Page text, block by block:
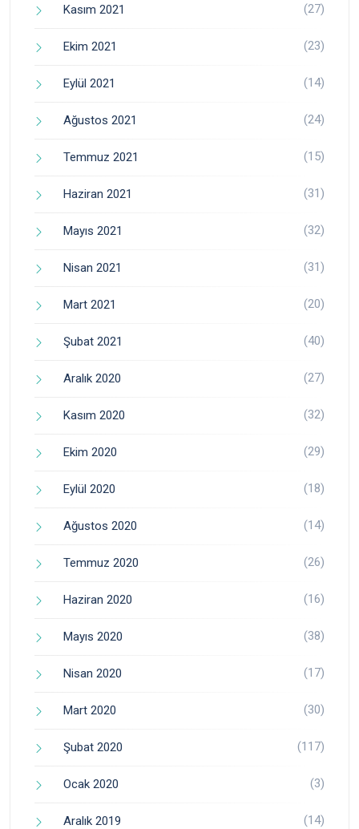
Kasım 2021 (27)
Ekim 2021 (23)
Eylül 2021 (14)
Ağustos 2021 (24)
Temmuz 2021 (15)
Haziran 2021 (31)
Mayıs 2021 (32)
Nisan 2021 (31)
Mart 2021 (20)
Şubat 2021 (40)
Aralık 2020 (27)
Kasım 2020 (32)
Ekim 2020 (29)
Eylül 2020 (18)
Ağustos 2020 (14)
Temmuz 2020 (26)
Haziran 2020 (16)
Mayıs 2020 (38)
Nisan 2020 (17)
Mart 2020 (30)
Şubat 2020 (117)
Ocak 2020 (3)
Aralık 2019 (14)